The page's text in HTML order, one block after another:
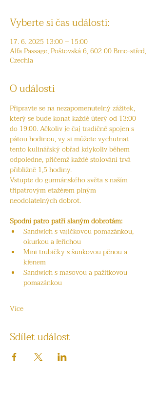
Vyberte si čas události:
17. 6. 2025 13:00 – 15:00
Alfa Passage, Poštovská 6, 602 00 Brno-střed,
Czechia
O události
Připravte se na nezapomenutelný zážitek,
který se bude konat každé úterý od 13:00
do 19:00. Ačkoliv je čaj tradičně spojen s
pátou hodinou, vy si můžete vychutnat
tento kulinářský obřad kdykoliv během
odpoledne, přičemž každé stolování trvá
přibližně 1,5 hodiny.
Vstupte do gurmánského světa s naším
třípatrovým etažérem plným
neodolatelných dobrot.
Spodní patro patří slaným dobrotám:
Sandwich s vajíčkovou pomazánkou,
okurkou a řeřichou
Mini trubičky s šunkovou pěnou a
křenem
Sandwich s masovou a pažitkovou
pomazánkou
Více
Sdílet událost